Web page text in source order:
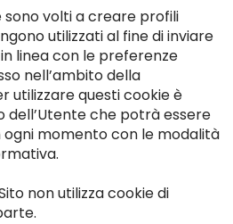
sono volti a creare profili
utilizzati al fine di inviare
linea con le preferenze
nell’ambito della
utilizzare questi cookie è
dell’Utente che potrà essere
momento con le modalità
non utilizza cookie di